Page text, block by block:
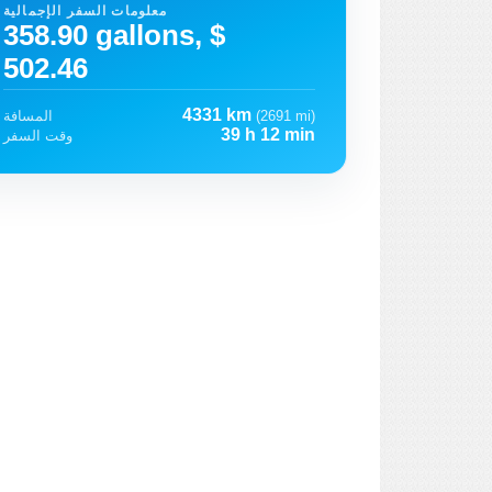
معلومات السفر الإجمالية
358.90 gallons, $
502.46
المسافة 4331 km (2691 mi)
وقت السفر
39 h 12 min